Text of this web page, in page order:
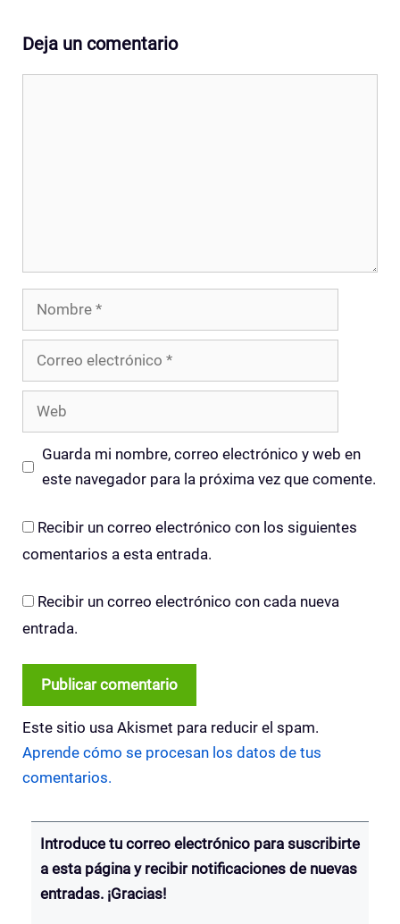
Deja un comentario
Nombre
Correo
electrónico
Web
Guarda mi nombre, correo electrónico y web en
este navegador para la próxima vez que comente.
Recibir un correo electrónico con los siguientes
comentarios a esta entrada.
Recibir un correo electrónico con cada nueva
entrada.
Este sitio usa Akismet para reducir el spam.
Aprende cómo se procesan los datos de tus
comentarios.
Introduce tu correo electrónico para suscribirte
a esta página y recibir notificaciones de nuevas
entradas. ¡Gracias!